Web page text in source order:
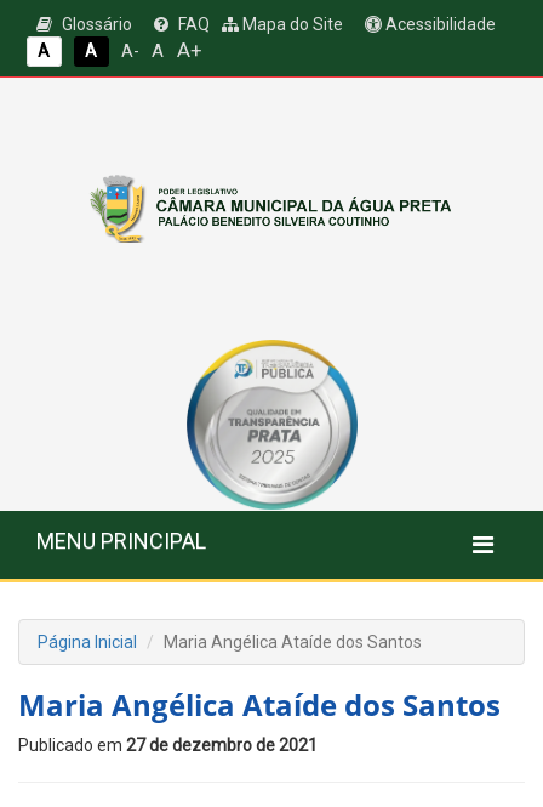
Glossário FAQ Mapa do Site
Acessibilidade
A
A A- A A+
MENU PRINCIPAL
Página Inicial Maria Angélica Ataíde dos Santos
Maria Angélica Ataíde dos Santos
Publicado em 27 de dezembro de 2021